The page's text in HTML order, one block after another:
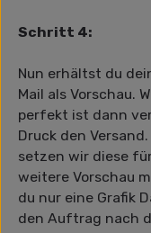
Schritt 4:
Nun erhältst du
Mail als Vorschau.
perfekt ist dann
Druck den
setzen wir diese
weitere Vorschau
du nur eine Grafik
den Auftrag nach